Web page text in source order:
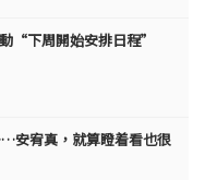
“下周開始安排日程”
安宥真，就算瞪着看也很